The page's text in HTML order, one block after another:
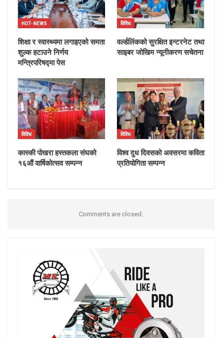
HOT-NEWS
शिक्षा र स्वास्थ्यमा लगाइएको समता
शुल्क हटाउने निर्णय
मन्त्रिपरिषद्मा पेस
विविध
वर्ल्डलिंकको सुरक्षित इन्टरनेट तथा
साइबर जोखिम न्यूनीकरण सचेतना
विविध
कास्की पोखरा हस्तकला संघको
१६औं वार्षिकोत्सव सम्पन्न
विविध
विश्व दुध दिवसको अवसरमा कविता
प्रतियोगिता सम्पन्न
Comments are closed.